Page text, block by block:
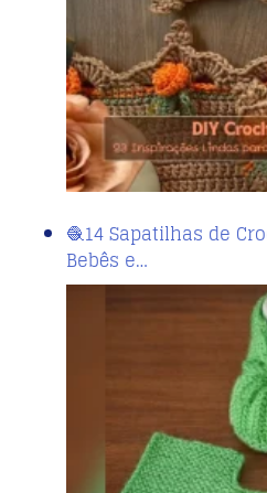
🧶14 Sapatilhas de
Bebês e…